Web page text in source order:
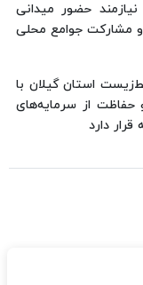
حضور میدانی
مشارکت جوامع محلی
استان گیلان با
حفاظت از سرمایه‌های
دارد